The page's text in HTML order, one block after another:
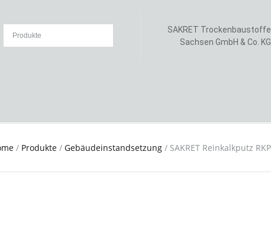
SAKRET Trockenbaustoffe
Sachsen GmbH & Co. KG
/ Produkte / Gebäudeinstandsetzung / SAKRET Reinkalkputz RKP